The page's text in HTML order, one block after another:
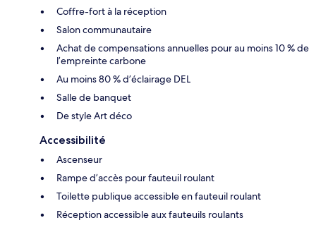
Coffre-fort à la réception
Salon communautaire
Achat de compensations annuelles pour au moins 10 % de
l’empreinte carbone
Au moins 80 % d’éclairage DEL
Salle de banquet
De style Art déco
Accessibilité
Ascenseur
Rampe d’accès pour fauteuil roulant
Toilette publique accessible en fauteuil roulant
Réception accessible aux fauteuils roulants